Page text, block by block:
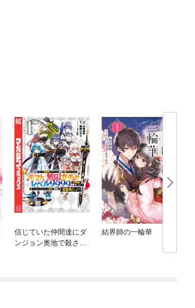
信じていた仲間達にダ
ンジョン奥地で殺され
結界師の一輪華